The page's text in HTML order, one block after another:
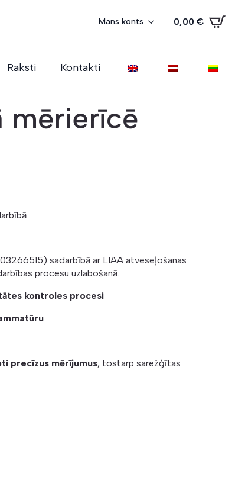
Mans konts 0,00 €
Raksti Kontakti
mērierīcē
sadarbībā ar LIAA atveseļošanas
procesu uzlabošanā.
kontroles procesi
precīzus mērījumus, tostarp sarežģītas